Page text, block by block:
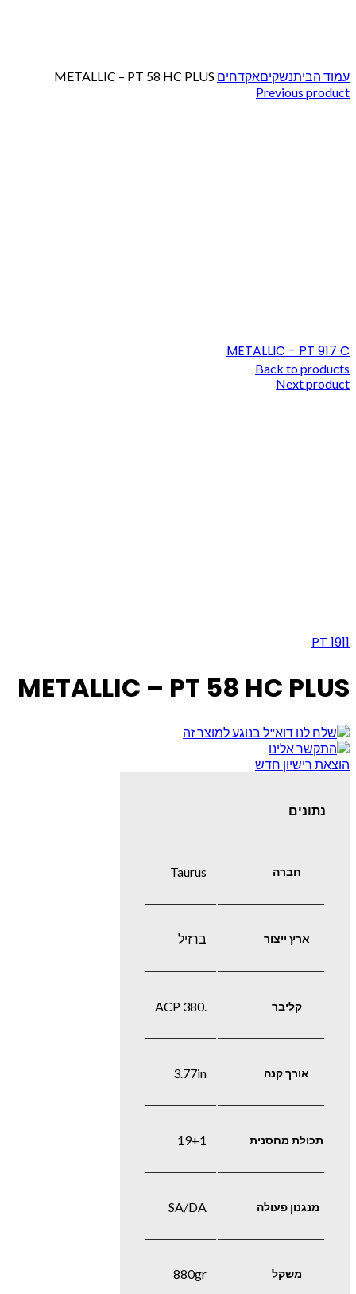
עמוד הביתנשקיםאקדחים
Previous product
METALLIC - PT 917 C
Back to products
Next product
PT 1911
METALLIC – PT 58 HC PLUS
הוצאת רישיון חדש
נתונים
חברה Taurus
ארץ ייצור ברזיל
קליבר .380 ACP
אורך קנה 3.77in
תכולת מחסנית 19+1
מנגנון פעולה SA/DA
משקל 880gr